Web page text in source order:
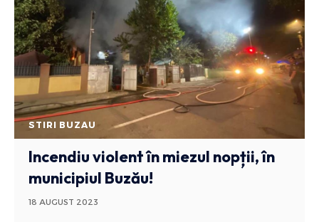
STIRI BUZAU
Incendiu violent în miezul nopții, în
municipiul Buzău!
18 AUGUST 2023